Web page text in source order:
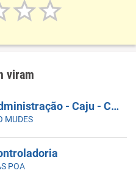
viram
Estágio Em Administração - Caju - Companhia De Bebidas - R$1000,00
MUDES
POA